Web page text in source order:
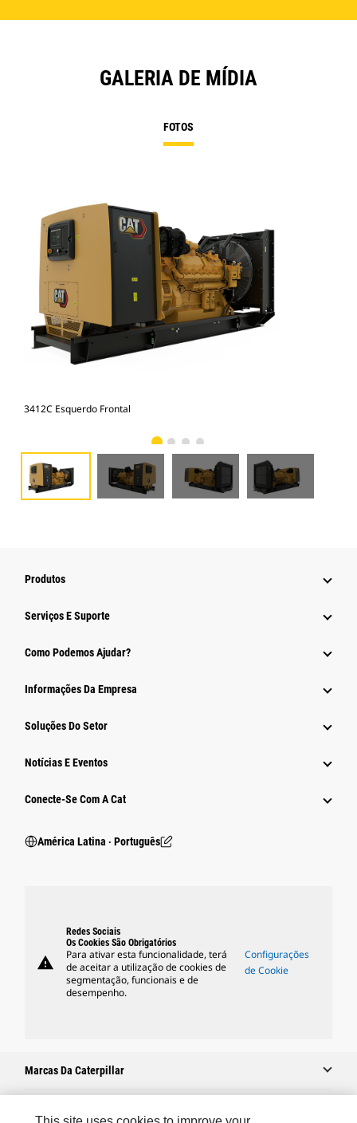
GALERIA DE MÍDIA
FOTOS
3412C Esquerdo Frontal
Produtos
Serviços E Suporte
Como Podemos Ajudar?
Informações Da Empresa
Soluções Do Setor
Notícias E Eventos
Conecte-Se Com A Cat
América Latina ‧ Português
warning
Redes Sociais
Os Cookies São Obrigatórios
Para ativar esta funcionalidade, terá
de aceitar a utilização de cookies de
segmentação, funcionais e de
desempenho.
Configurações
de Cookie
Marcas Da Caterpillar